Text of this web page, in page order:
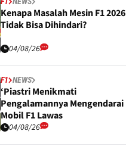
Kenapa Masalah Mesin F1 2026
Tidak Bisa Dihindari?
04/08/26
F1 NEWS
‘Piastri Menikmati
Pengalamannya Mengendarai
Mobil F1 Lawas
04/08/26